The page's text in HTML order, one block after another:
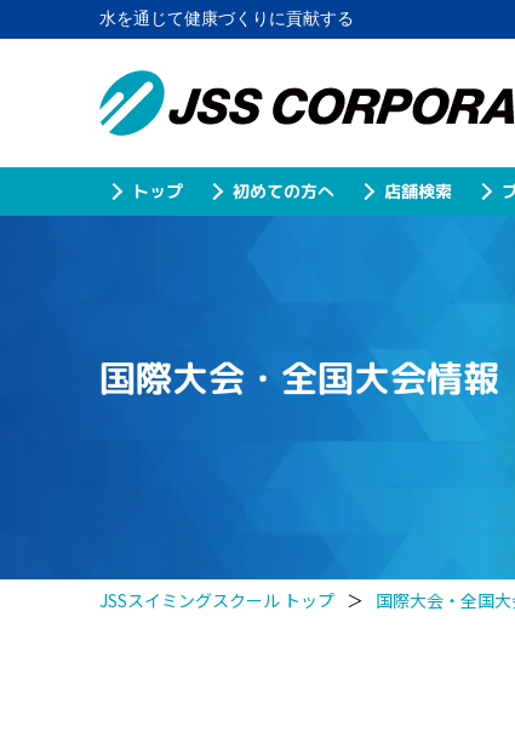
水を通じて健康づくりに貢献する
トップ 初めての方へ 店舗検索
国際大会・全国大会情報
JSSスイミングスクール トップ ＞ 国際大会・全国